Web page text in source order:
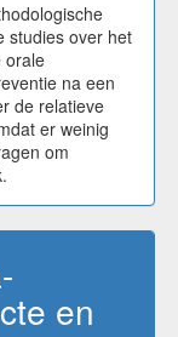
studies over het
orale
na een
de relatieve
er weinig
om
en